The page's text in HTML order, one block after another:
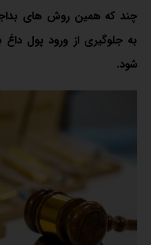
چند که همین روش های
به جلوگیری از ورود پول داغ
شود.